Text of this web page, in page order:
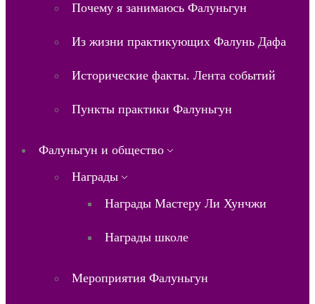
Почему я занимаюсь Фалуньгун
Из жизни практикующих Фалунь Дафа
Исторические факты. Лента событий
Пункты практики Фалуньгун
Фалуньгун и общество
Награды
Награды Мастеру Ли Хунчжи
Награды школе
Мероприятия Фалуньгун